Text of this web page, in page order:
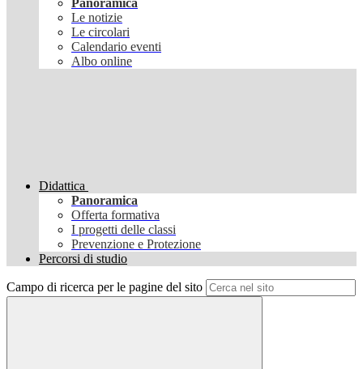
Panoramica
Le notizie
Le circolari
Calendario eventi
Albo online
Didattica
Panoramica
Offerta formativa
I progetti delle classi
Prevenzione e Protezione
Percorsi di studio
Campo di ricerca per le pagine del sito